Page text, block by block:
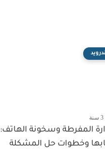
المفرطة وسخونة الهاتف:
وخطوات حل المشكلة